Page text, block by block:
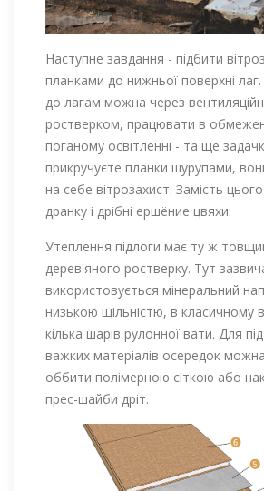
Наступне завдання - підбити
планками до нижньої поверхні лаг.
до лагам можна через
ростверком, працювати в
поганому освітленні - та ще
прикручуєте планки шурупами,
на себе вітрозахист. Замість
дранку і дрібні ершёние цвяхи.
Утеплення підлоги має ту ж
дерев'яного ростверку. Тут
використовується мінеральний
низькою щільністю, в класичному
кілька шарів рулонної вати. Для
важких матеріалів осередок
оббити полімерною сіткою або
прес-шайби дріт.